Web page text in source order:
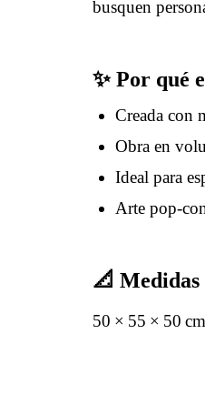
busquen
✨Por qué
Creada con
Obra en
Ideal para
Arte pop-
📐 Medidas
50 × 55 × 50